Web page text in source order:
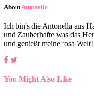
About Antonella
Ich bin's die Antonella aus
und Zauberhafte was das
und genießt meine rosa
You Might Also Like